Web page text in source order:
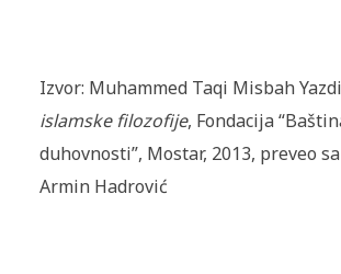
Izvor: Muhammed Taqi Misbah
islamske filozofije, Fondacija
duhovnosti”, Mostar, 2013, preveo
Armin Hadrović